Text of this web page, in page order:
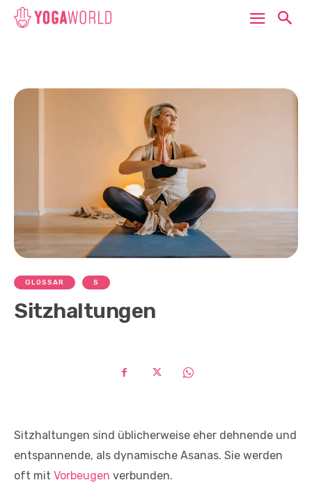
GLOSSAR S
Sitzhaltungen
Sitzhaltungen sind üblicherweise eher dehnende und
entspannende, als dynamische Asanas. Sie werden
oft mit Vorbeugen verbunden.